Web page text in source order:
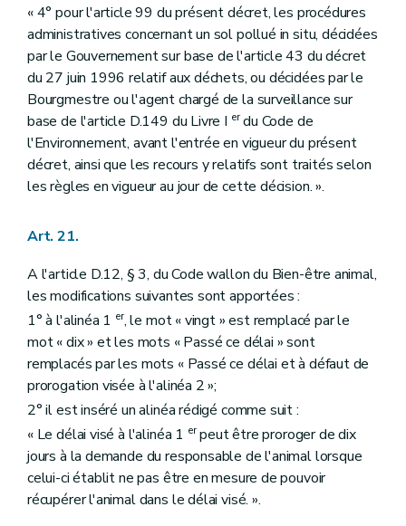
« 4° pour l'article 99 du présent décret, les procédures
administratives concernant un sol pollué in situ, décidées
par le Gouvernement sur base de l'article 43 du décret
du 27 juin 1996 relatif aux déchets, ou décidées par le
Bourgmestre ou l'agent chargé de la surveillance sur
base de l'article D.149 du Livre I erdu Code de
l'Environnement, avant l'entrée en vigueur du présent
décret, ainsi que les recours y relatifs sont traités selon
les règles en vigueur au jour de cette décision. ».
Art. 21.
A l'article D.12, § 3, du Code wallon du Bien-être animal,
les modifications suivantes sont apportées :
1° à l'alinéa 1 er, le mot « vingt » est remplacé par le
mot « dix » et les mots « Passé ce délai » sont
remplacés par les mots « Passé ce délai et à défaut de
prorogation visée à l'alinéa 2 »;
2° il est inséré un alinéa rédigé comme suit :
« Le délai visé à l'alinéa 1 erpeut être proroger de dix
jours à la demande du responsable de l'animal lorsque
celui-ci établit ne pas être en mesure de pouvoir
récupérer l'animal dans le délai visé. ».